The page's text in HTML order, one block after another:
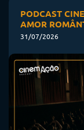
PODCAST
AMOR
31/07/2026